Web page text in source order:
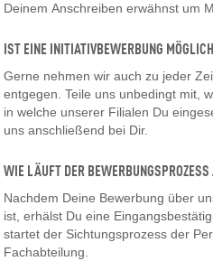
Deinem Anschreiben erwähnst um
IST EINE INITIATIVBEWERBUNG
Gerne nehmen wir auch zu jeder
entgegen. Teile uns unbedingt mit,
in welche unserer Filialen Du
uns anschließend bei Dir.
WIE LÄUFT DER
Nachdem Deine Bewerbung über
ist, erhälst Du eine
startet der Sichtungsprozess der
Fachabteilung.